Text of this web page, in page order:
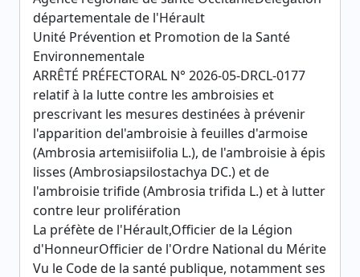
départementale de l'Hérault
Unité Prévention et Promotion de la Santé
Environnementale
ARRÊTÉ PRÉFECTORAL N° 2026-05-DRCL-0177
relatif à la lutte contre les ambroisies et
prescrivant les mesures destinées à prévenir
l'apparition del'ambroisie à feuilles d'armoise
(Ambrosia artemisiifolia L.), de l'ambroisie à épis
lisses (Ambrosiapsilostachya DC.) et de
l'ambroisie trifide (Ambrosia trifida L.) et à lutter
contre leur prolifération
La préfète de l'Hérault,Officier de la Légion
d'HonneurOfficier de l'Ordre National du Mérite
Vu le Code de la santé publique, notamment ses